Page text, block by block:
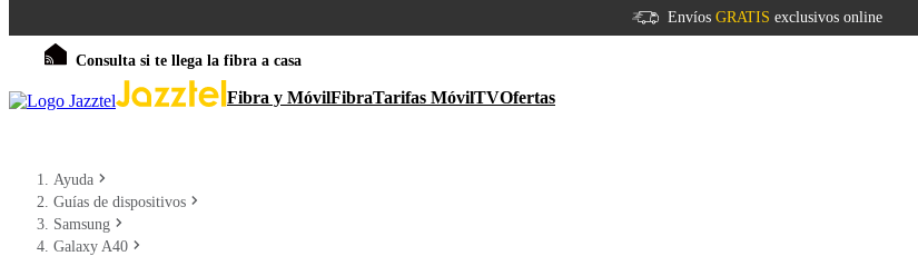
Envíos GRATIS exclusivos online
Consulta si te llega la fibra a casa
Fibra y MóvilFibraTarifas MóvilTVOfertas
Ayuda
Guías de dispositivos
Samsung
Galaxy A40